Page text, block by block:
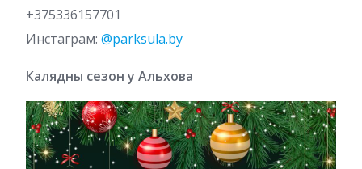
+375336157701
Инстаграм: @parksula.by
Калядны сезон у Альхова